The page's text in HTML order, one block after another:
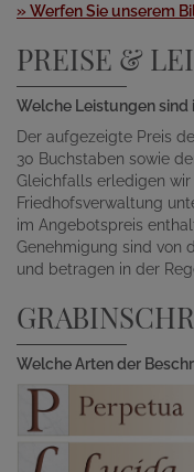
» Werfen Sie unserem
PREISE &
Welche Leistungen
Der aufgezeigte Preis
30 Buchstaben sowie
Gleichfalls erledigen
Friedhofsverwaltung
im Angebotspreis
Genehmigung sind von
und betragen in der
Welche Arten der